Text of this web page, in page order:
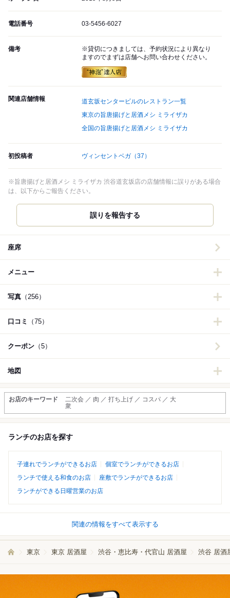
電話番号 03-5456-6027
備考
※貸切につきましては、予約状況により異なり
ますのでまずは店舗へお問い合わせください。
関連店舗情報
道玄坂センタービルのレストラン一覧
東京の旨唐揚げと居酒メシ ミライザカ
全国の旨唐揚げと居酒メシ ミライザカ
初投稿者 ヴィンセントベガ （37）
※旨唐揚げと居酒メシ ミライザカ 渋谷道玄坂店の店舗情報に誤りがある場合
は、以下からご報告ください。
誤りを報告する
座席
メニュー
写真 （256）
口コミ （75）
クーポン （5）
地図
お店のキーワード
二次会 ／ 肉 ／ 打ち上げ ／ コスパ ／ 大
衆
ランチのお店を探す
子連れでランチができるお店
個室でランチができるお店
ランチで使える和食のお店
座敷でランチができるお店
ランチができる日曜営業のお店
関連の情報をすべて表示する
東京 東京 居酒屋 渋谷・恵比寿・代官山 居酒屋 渋谷 居酒